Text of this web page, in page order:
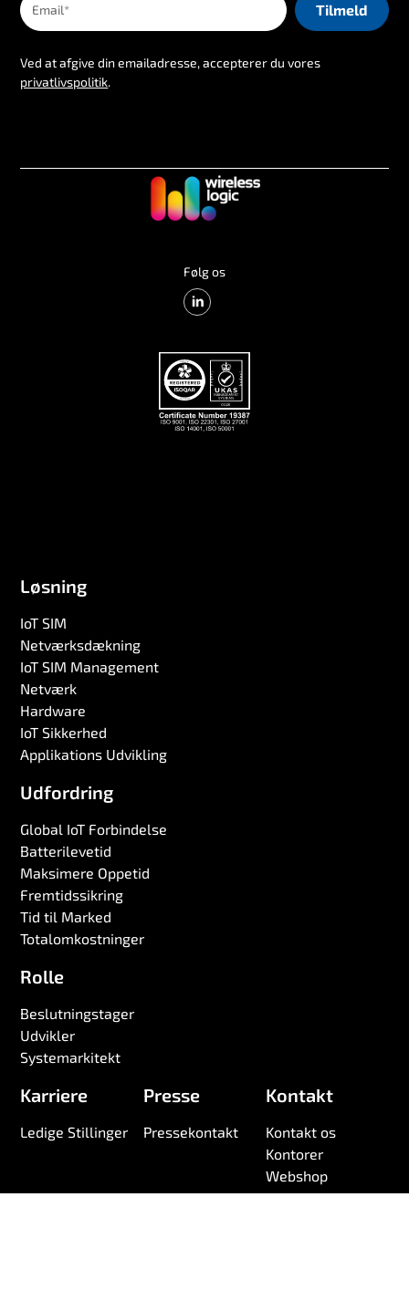
Ved at afgive din emailadresse, accepterer du vores
privatlivspolitik.
Følg os
Løsning
IoT SIM
Netværksdækning
IoT SIM Management
Netværk
Hardware
IoT Sikkerhed
Applikations Udvikling
Udfordring
Global IoT Forbindelse
Batterilevetid
Maksimere Oppetid
Fremtidssikring
Tid til Marked
Totalomkostninger
Rolle
Beslutningstager
Udvikler
Systemarkitekt
Karriere
Ledige Stillinger
Presse
Pressekontakt
Kontakt
Kontakt os
Kontorer
Webshop